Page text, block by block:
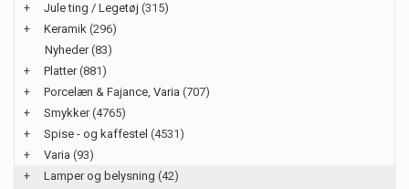
+
Jule ting / Legetøj (315)
+
Keramik (296)
Nyheder(83)
+
Platter(881)
+
Porcelæn & Fajance, Varia (707)
+
Smykker(4765)
+
Spise - og kaffestel (4531)
+
Varia (93)
+
Lamper og belysning (42)